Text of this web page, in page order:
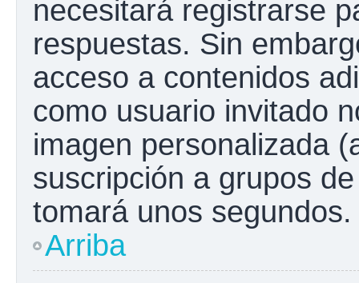
necesitará registrarse
respuestas. Sin
acceso a contenidos
como usuario invitado
imagen personalizada
suscripción a grupos
tomará unos
Arriba